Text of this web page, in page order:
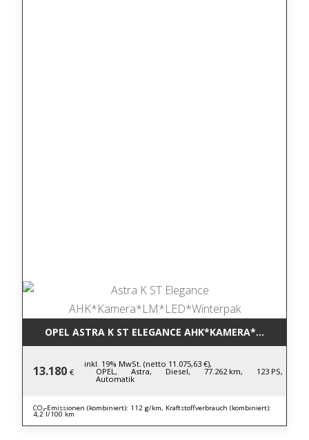
OPEL ASTRA K ST ELEGANCE
13.180 €
inkl. 19% MwSt. (netto 11.075,63 €),
OPEL, Astra, Diesel, 77.262 km, 123 PS,
Automatik
CO₂-Emissionen (kombiniert): 112 g/km, Kraftstoffverbrauch (kombiniert):
4,2 l/100 km